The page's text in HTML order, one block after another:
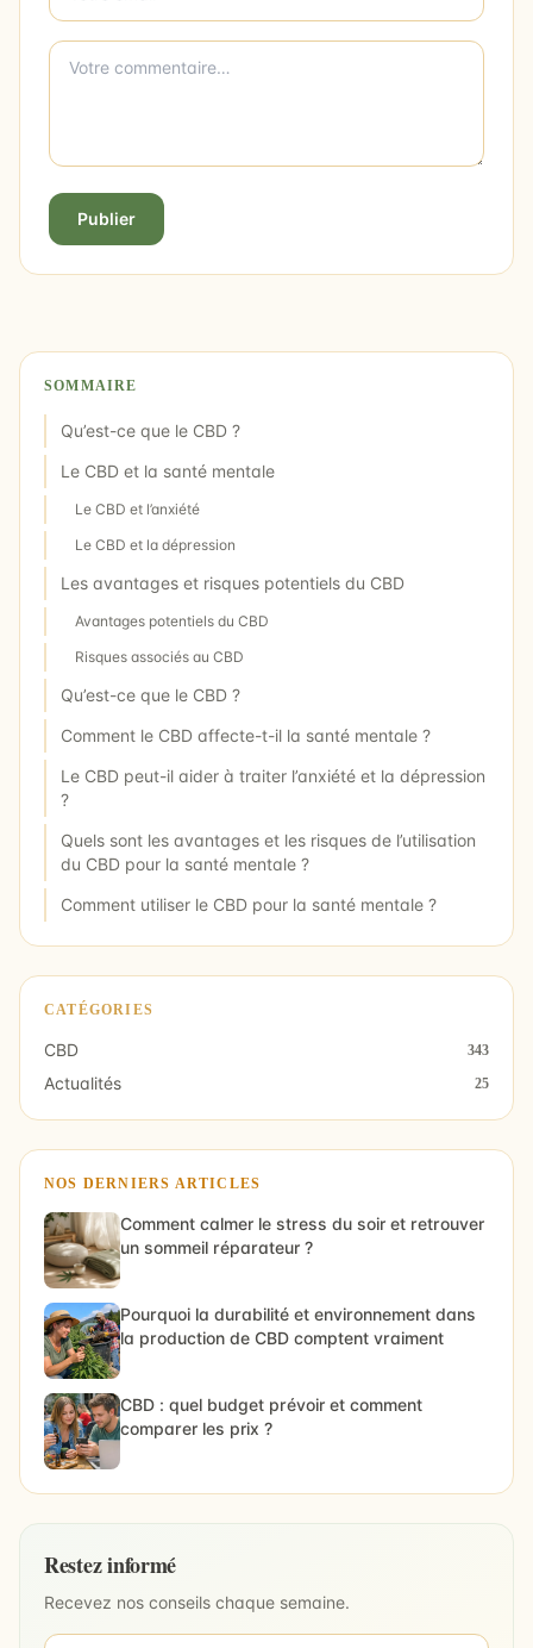
Publier
SOMMAIRE
Qu’est-ce que le CBD ?
Le CBD et la santé mentale
Le CBD et l’anxiété
Le CBD et la dépression
Les avantages et risques potentiels du CBD
Avantages potentiels du CBD
Risques associés au CBD
Qu’est-ce que le CBD ?
Comment le CBD affecte-t-il la santé mentale ?
Le CBD peut-il aider à traiter l’anxiété et la dépression
?
Quels sont les avantages et les risques de l’utilisation
du CBD pour la santé mentale ?
Comment utiliser le CBD pour la santé mentale ?
CATÉGORIES
CBD 343
Actualités 25
NOS DERNIERS ARTICLES
Comment calmer le stress du soir et retrouver
un sommeil réparateur ?
Pourquoi la durabilité et environnement dans
la production de CBD comptent vraiment
CBD : quel budget prévoir et comment
comparer les prix ?
Restez informé
Recevez nos conseils chaque semaine.